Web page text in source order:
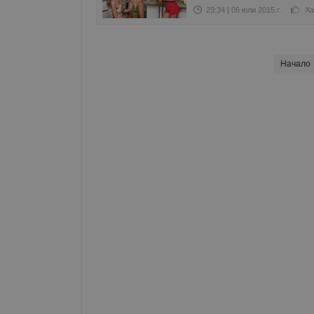
23:34 | 06 юли 2015 г.
Начало